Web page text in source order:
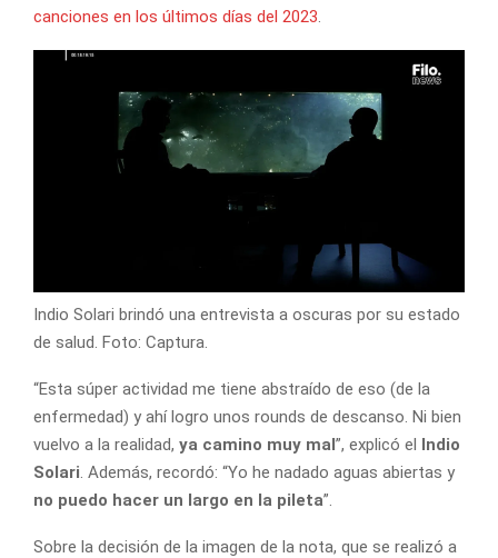
canciones en los últimos días del 2023.
Indio Solari brindó una entrevista a oscuras por su estado
de salud. Foto: Captura.
“Esta súper actividad me tiene abstraído de eso (de la
enfermedad) y ahí logro unos rounds de descanso. Ni bien
vuelvo a la realidad, ya camino muy mal”, explicó el Indio
Solari. Además, recordó: “Yo he nadado aguas abiertas y
no puedo hacer un largo en la pileta”.
Sobre la decisión de la imagen de la nota, que se realizó a